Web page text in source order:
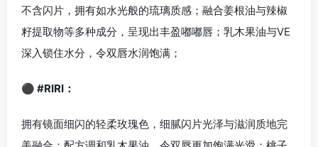
不含闪片，拥有如水光般的琉璃质感；融合姜根油与辣椒
籽提取物等多种成分，呈现出丰盈嘟嘟唇；乳木果油与VE
深入锁住水分，令双唇水润饱满；
⚫ #RIRI：
拥有镜面细闪的轻柔玫瑰色，细腻闪片光泽与滋润质地完